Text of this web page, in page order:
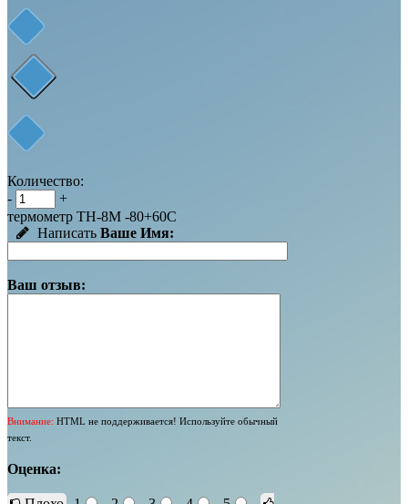
Количество:
-
+
термометр ТН-8М -80+60С
Написать Ваше Имя:
Ваш отзыв:
Внимание: HTML не поддерживается! Используйте обычный
текст.
Оценка: